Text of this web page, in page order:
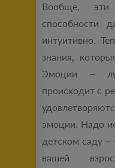
Вообще, эти
способности
интуитивно.
знания,
Эмоции –
происходит с
эмоции. Надо
детском саду –
вашей